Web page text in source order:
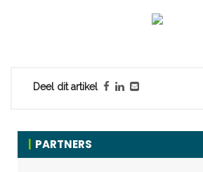
Deel dit artikel
PARTNERS